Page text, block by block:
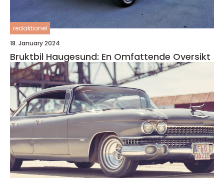
redaktionel
18. January 2024
Bruktbil Haugesund: En Omfattende Oversikt